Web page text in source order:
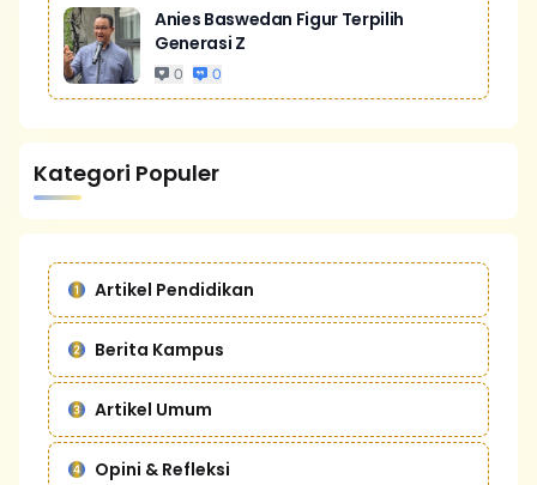
Anies Baswedan Figur Terpilih
Generasi Z
0 0
Kategori Populer
Artikel Pendidikan
Berita Kampus
Artikel Umum
Opini & Refleksi